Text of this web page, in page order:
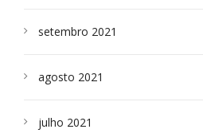
setembro 2021
agosto 2021
julho 2021